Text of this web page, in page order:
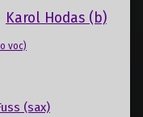
Karol Hodas (b)
voc)
(sax)